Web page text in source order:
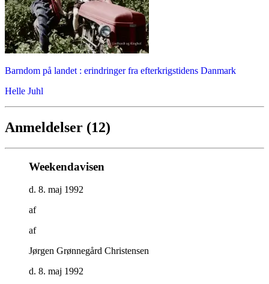
Barndom på landet : erindringer fra efterkrigstidens Danmark
Helle Juhl
Anmeldelser (12)
Weekendavisen
d. 8. maj 1992
af
af
Jørgen Grønnegård Christensen
d. 8. maj 1992